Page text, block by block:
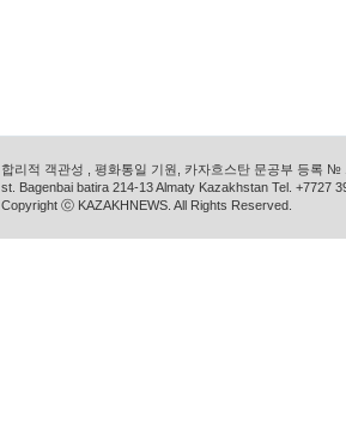
합리적 객관성 , 평화통일 기원, 카자흐스탄 문공부 등록
st. Bagenbai batira 214-13 Almaty Kazakhstan Tel. +7727
Copyright ⓒ KAZAKHNEWS. All Rights Reserved.